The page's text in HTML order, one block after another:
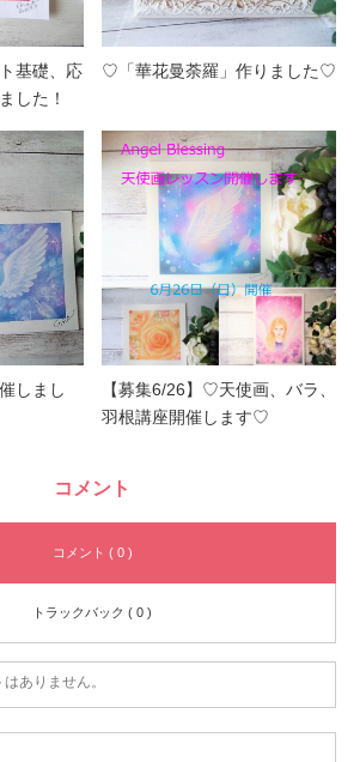
基礎、応
した！
♡「華花曼荼羅」作りました♡
しまし
【募集6/26】♡天使画、バラ、
羽根講座開催します♡
コメント
コメント ( 0 )
トラックバック ( 0 )
ありません。